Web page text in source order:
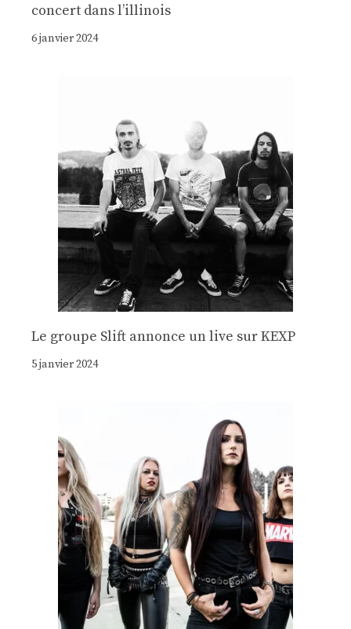
concert dans l’illinois
6 janvier 2024
Le groupe Slift annonce un live sur KEXP
5 janvier 2024